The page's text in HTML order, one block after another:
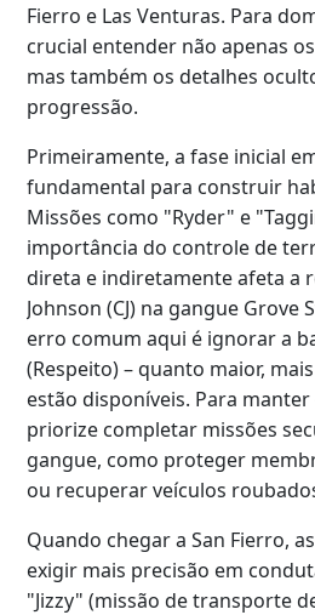
Fierro e Las Venturas. Para
crucial entender não apenas
mas também os detalhes
progressão.
Primeiramente, a fase inicial
fundamental para construir
Missões como "Ryder" e
importância do controle de
direta e indiretamente afeta a
Johnson (CJ) na gangue Grove
erro comum aqui é ignorar a
(Respeito) – quanto maior,
estão disponíveis. Para
priorize completar missões
gangue, como proteger
ou recuperar veículos
Quando chegar a San Fierro,
exigir mais precisão em
"Jizzy" (missão de transporte